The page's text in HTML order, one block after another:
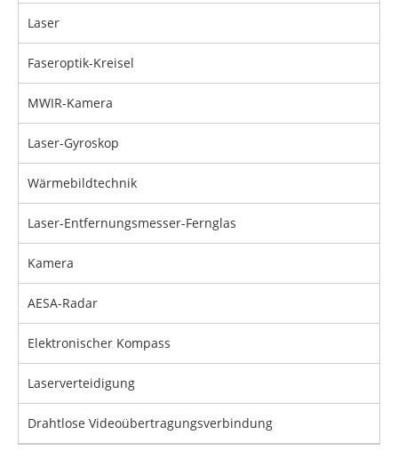
Laser
Faseroptik-Kreisel
MWIR-Kamera
Laser-Gyroskop
Wärmebildtechnik
Laser-Entfernungsmesser-Fernglas
Kamera
AESA-Radar
Elektronischer Kompass
Laserverteidigung
Drahtlose Videoübertragungsverbindung